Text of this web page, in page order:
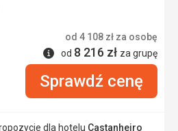
od 4 108 zł za osobę
Informacje
od 8 216 zł za grupę
Sprawdź cenę
dla hotelu Castanheiro